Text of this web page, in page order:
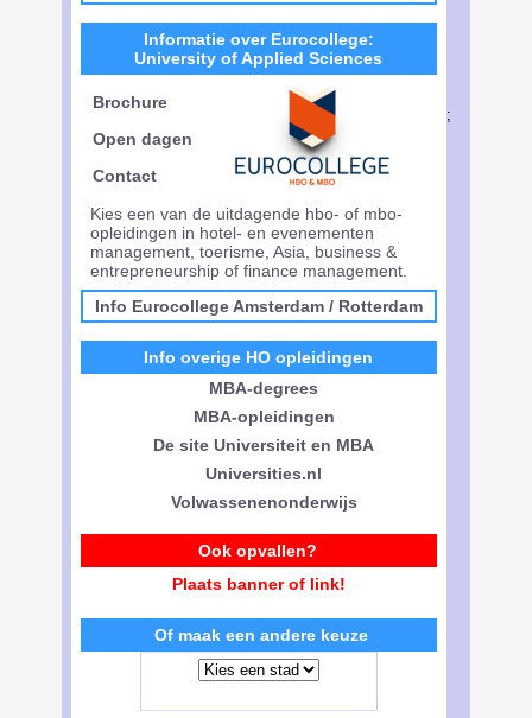
Informatie over Eurocollege:
University of Applied Sciences
Brochure
Open dagen
Contact
Kies een van de uitdagende hbo- of mbo-
opleidingen in hotel- en evenementen
management, toerisme, Asia, business &
entrepreneurship of finance management.
Info Eurocollege Amsterdam/Rotterdam
Info overige HO opleidingen
MBA-degrees
MBA-opleidingen
De site Universiteit en MBA
Universities.nl
Volwassenenonderwijs
Ook opvallen?
Plaats banner of link!
Of maak een andere keuze
;